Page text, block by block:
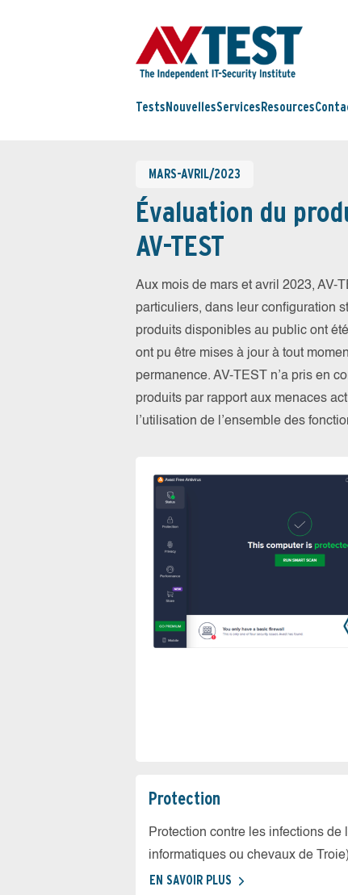
Tests NouvellesServices Resources
MARS-AVRIL/2023
Évaluation du
AV-TEST
Aux mois de mars et avril 2023, AV-
particuliers, dans leur configuration
produits disponibles au public ont
ont pu être mises à jour à tout
permanence. AV-TEST n’a pris en
produits par rapport aux menaces
l’utilisation de l’ensemble des
Protection
Protection contre les infections
informatiques ou chevaux de
EN SAVOIR PLUS